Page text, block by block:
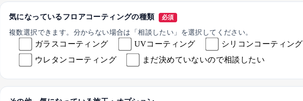
気になっているフロアコーティングの種類 必須
複数選択できます。分からない場合は「相談したい」を選択してください。
ガラスコーティング UVコーティング
シリコンコーティング
ウレタンコーティング
まだ決めていないので相談したい